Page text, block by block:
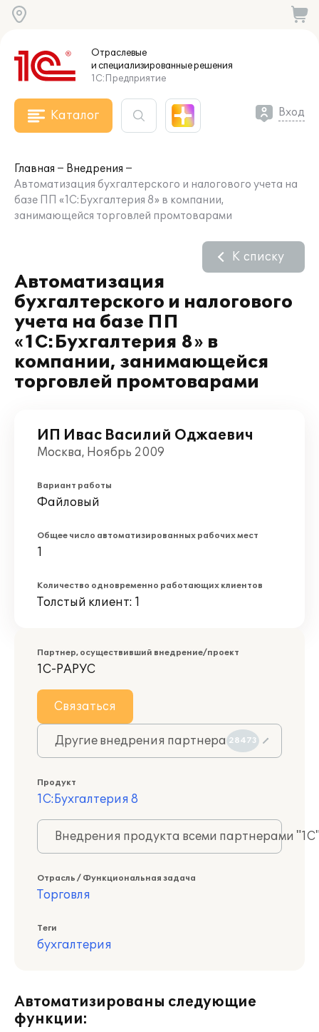
Отраслевые
и специализированныерешения
1С:Предприятие
Каталог Вход
Главная
Внедрения
Автоматизация бухгалтерского и налогового учета на
базе ПП «1С:Бухгалтерия 8» в компании,
занимающейся торговлей промтоварами
Автоматизация
бухгалтерского и налогового
учета на базе ПП
«1С:Бухгалтерия 8» в
компании, занимающейся
торговлей промтоварами
К списку
ИП Ивас Василий Оджаевич
Москва, Ноябрь 2009
Вариант работы
Файловый
Общее число автоматизированных рабочих мест
1
Количество одновременно работающих клиентов
Толстый клиент: 1
Партнер, осуществивший внедрение/проект
1С-РАРУС
Связаться
Другие внедрения партнера 28473
Продукт
1С:Бухгалтерия 8
Внедрения продукта всеми партнерами
Отрасль / Функциональная задача
Торговля
Теги
бухгалтерия
Автоматизированы следующие
функции: